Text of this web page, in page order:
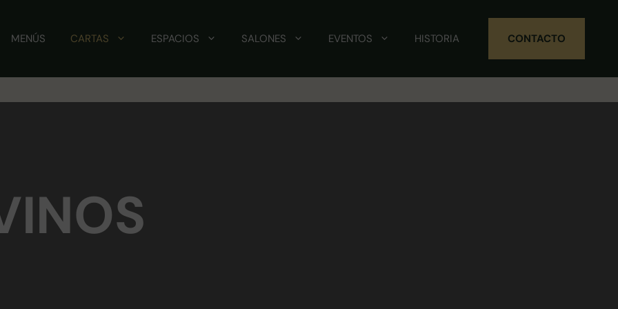
MENÚS CARTAS ESPACIOS SALONES EVENTOS HISTORIA CONTACTO